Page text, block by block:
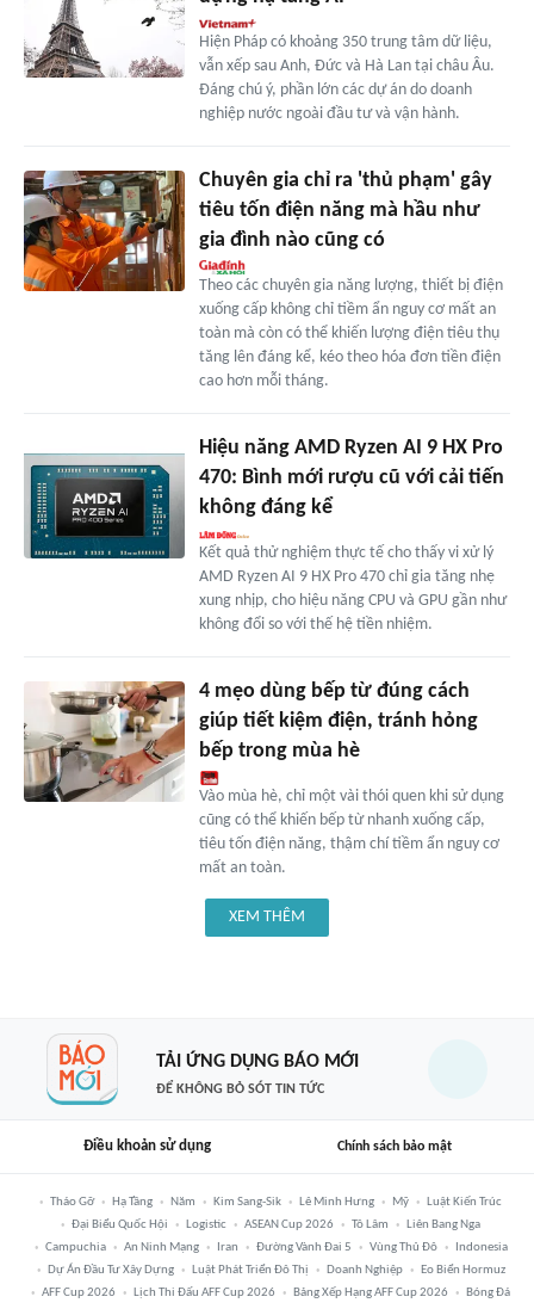
Hiện Pháp có khoảng 350 trung tâm dữ liệu,
vẫn xếp sau Anh, Đức và Hà Lan tại châu Âu.
Đáng chú ý, phần lớn các dự án do doanh
nghiệp nước ngoài đầu tư và vận hành.
Chuyên gia chỉ ra 'thủ phạm' gây
tiêu tốn điện năng mà hầu như
gia đình nào cũng có
Theo các chuyên gia năng lượng, thiết bị điện
xuống cấp không chỉ tiềm ẩn nguy cơ mất an
toàn mà còn có thể khiến lượng điện tiêu thụ
tăng lên đáng kể, kéo theo hóa đơn tiền điện
cao hơn mỗi tháng.
Hiệu năng AMD Ryzen AI 9 HX Pro
470: Bình mới rượu cũ với cải tiến
không đáng kể
Kết quả thử nghiệm thực tế cho thấy vi xử lý
AMD Ryzen AI 9 HX Pro 470 chỉ gia tăng nhẹ
xung nhịp, cho hiệu năng CPU và GPU gần như
không đổi so với thế hệ tiền nhiệm.
4 mẹo dùng bếp từ đúng cách
giúp tiết kiệm điện, tránh hỏng
bếp trong mùa hè
Vào mùa hè, chỉ một vài thói quen khi sử dụng
cũng có thể khiến bếp từ nhanh xuống cấp,
tiêu tốn điện năng, thậm chí tiềm ẩn nguy cơ
mất an toàn.
XEM THÊM
TẢI ỨNG DỤNG BÁO MỚI
ĐỂ KHÔNG BỎ SÓT TIN TỨC
Điều khoản sử dụng Chính sách bảo mật
Tháo Gỡ Hạ Tầng Năm Kim Sang-Sik Lê Minh Hưng Mỹ
Luật Kiến Trúc
Đại Biểu Quốc Hội
Logistic ASEAN Cup 2026 Tô Lâm
Liên Bang Nga
Campuchia
An Ninh Mạng Iran Đường Vành Đai 5 Vùng Thủ Đô
Indonesia
Dự Án Đầu Tư Xây Dựng
Luật Phát Triển Đô Thị Doanh Nghiệp
Eo Biển Hormuz
AFF Cup 2026
Lịch Thi Đấu AFF Cup 2026 Bảng Xếp Hạng AFF Cup 2026
Bóng Đá